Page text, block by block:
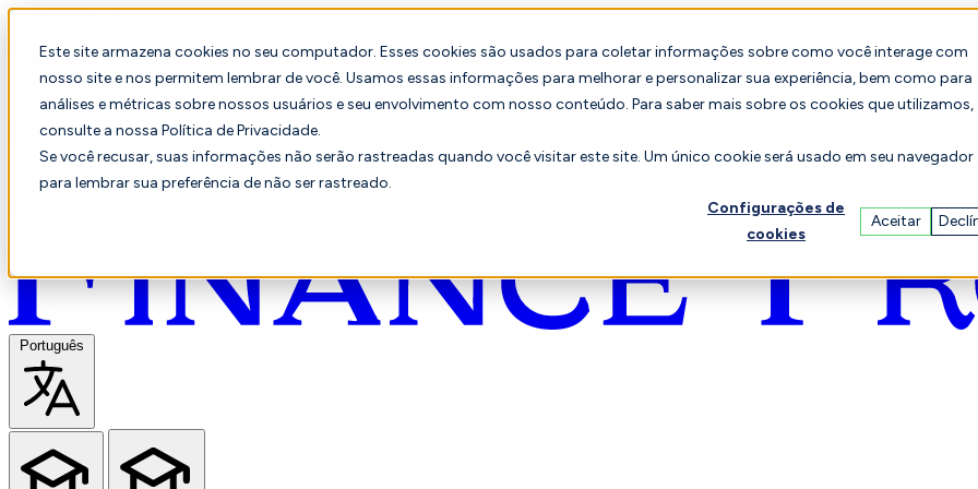
Este site armazena cookies no seu computador. Esses cookies são usados para coletar informações sobre como você interage com
nosso site e nos permitem lembrar de você. Usamos essas informações para melhorar e personalizar sua experiência, bem como para
análises e métricas sobre nossos usuários e seu envolvimento com nosso conteúdo. Para saber mais sobre os cookies que utilizamos,
consulte a nossa Política de Privacidade.
Se você recusar, suas informações não serão rastreadas quando você visitar este site. Um único cookie será usado em seu navegador
para lembrar sua preferência de não ser rastreado.
Configurações de
cookies
Aceitar
Português